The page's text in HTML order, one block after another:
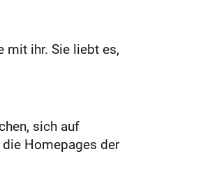
mit ihr. Sie liebt es,
sich auf
Homepages der